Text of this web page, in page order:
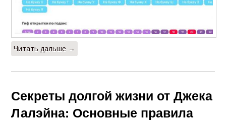
Читать дальше →
Секреты долгой жизни от Джека
Лалэйна: Основные правила